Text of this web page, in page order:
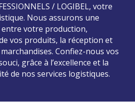
/ LOGIBEL, votre
Nous assurons une
entre votre production,
vos produits, la réception et
Confiez-nous vos
grâce à l’excellence et la
de nos services logistiques.